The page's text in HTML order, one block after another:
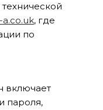
a.co.uk, где
по
включает
пароля,